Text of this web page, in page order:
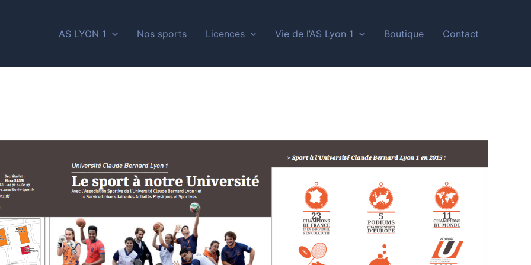
AS LYON 1 Nos sports Licences Vie de l’AS Lyon 1 Boutique Contact